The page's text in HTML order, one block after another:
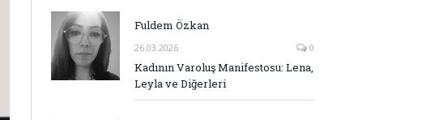
Fuldem Özkan
26.03.2026 0
Kadının Varoluş Manifestosu: Lena,
Leyla ve Diğerleri